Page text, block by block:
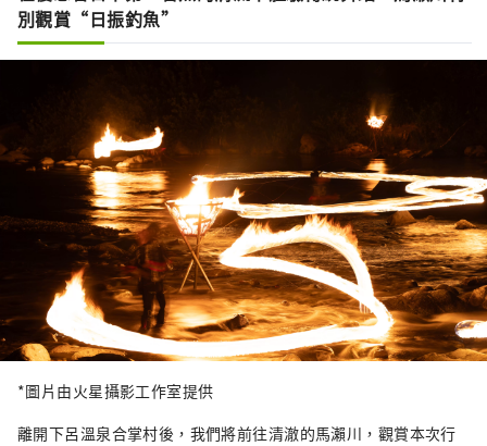
別觀賞“日振釣魚”
*圖片由火星攝影工作室提供
離開下呂溫泉合掌村後，我們將前往清澈的馬瀨川，觀賞本次行